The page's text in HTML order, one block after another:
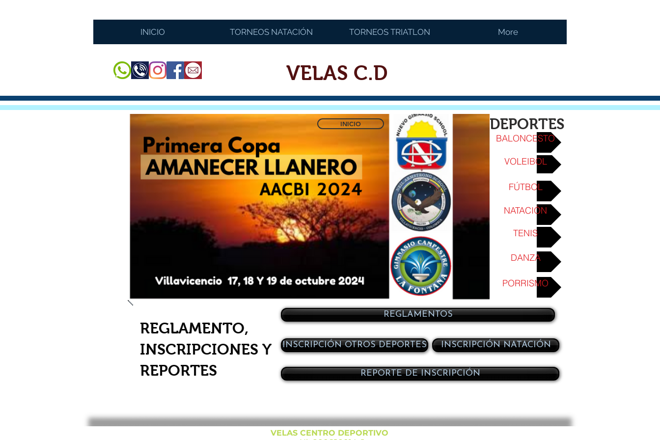
INICIO TORNEOS NATACIÓN TORNEOS TRIATLON More
VELAS C.D
INICIO DEPORTES
BALONCESTO
VOLEIBOL
FÚTBOL
NATACIÓN
TENIS
DANZA
PORRISMO
REGLAMENTO,
INSCRIPCIONES Y
REPORTES
REGLAMENTOS
INSCRIPCIÓN OTROS DEPORTES INSCRIPCIÓN NATACIÓN
REPORTE DE INSCRIPCIÓN
VELAS CENTRO DEPORTIVO